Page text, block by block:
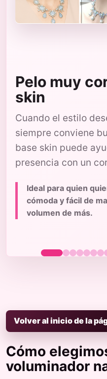
Pelo muy
skin
Cuando el estilo
siempre conviene
base skin puede
presencia con un
Ideal para quien
cómoda y fácil de
volumen de más.
Volver al inicio de la
Cómo
voluminador